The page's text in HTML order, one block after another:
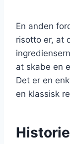
En anden
risotto er, at
at skabe en
Det er en
en klassisk